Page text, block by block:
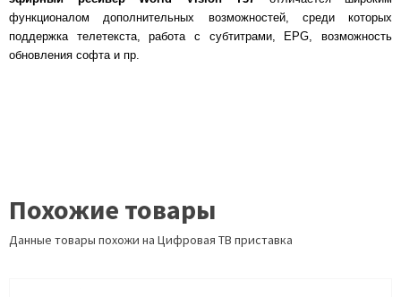
функционалом дополнительных возможностей, среди которых
поддержка телетекста, работа с субтитрами, EPG, возможность
обновления софта и пр.
Похожие товары
Данные товары похожи на Цифровая ТВ приставка